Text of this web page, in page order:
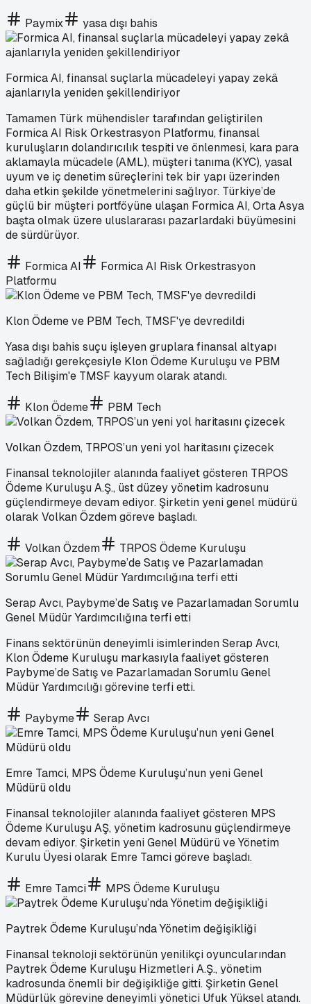
Paymix yasa dışı bahis
Formica AI, finansal suçlarla mücadeleyi yapay zekâ
ajanlarıyla yeniden şekillendiriyor
Tamamen Türk mühendisler tarafından geliştirilen
Formica AI Risk Orkestrasyon Platformu, finansal
kuruluşların dolandırıcılık tespiti ve önlenmesi, kara para
aklamayla mücadele (AML), müşteri tanıma (KYC), yasal
uyum ve iç denetim süreçlerini tek bir yapı üzerinden
daha etkin şekilde yönetmelerini sağlıyor. Türkiye’de
güçlü bir müşteri portföyüne ulaşan Formica AI, Orta Asya
başta olmak üzere uluslararası pazarlardaki büyümesini
de sürdürüyor.
Formica AI
Formica AI Risk Orkestrasyon
Platformu
Klon Ödeme ve PBM Tech, TMSF'ye devredildi
Yasa dışı bahis suçu işleyen gruplara finansal altyapı
sağladığı gerekçesiyle Klon Ödeme Kuruluşu ve PBM
Tech Bilişim'e TMSF kayyum olarak atandı.
Klon Ödeme PBM Tech
Volkan Özdem, TRPOS’un yeni yol haritasını çizecek
Finansal teknolojiler alanında faaliyet gösteren TRPOS
Ödeme Kuruluşu A.Ş., üst düzey yönetim kadrosunu
güçlendirmeye devam ediyor. Şirketin yeni genel müdürü
olarak Volkan Özdem göreve başladı.
Volkan Özdem TRPOS Ödeme Kuruluşu
Serap Avcı, Paybyme’de Satış ve Pazarlamadan Sorumlu
Genel Müdür Yardımcılığına terfi etti
Finans sektörünün deneyimli isimlerinden Serap Avcı,
Klon Ödeme Kuruluşu markasıyla faaliyet gösteren
Paybyme’de Satış ve Pazarlamadan Sorumlu Genel
Müdür Yardımcılığı görevine terfi etti.
Paybyme Serap Avcı
Emre Tamci, MPS Ödeme Kuruluşu’nun yeni Genel
Müdürü oldu
Finansal teknolojiler alanında faaliyet gösteren MPS
Ödeme Kuruluşu AŞ, yönetim kadrosunu güçlendirmeye
devam ediyor. Şirketin yeni Genel Müdürü ve Yönetim
Kurulu Üyesi olarak Emre Tamci göreve başladı.
Emre Tamci MPS Ödeme Kuruluşu
Paytrek Ödeme Kuruluşu’nda Yönetim değişikliği
Finansal teknoloji sektörünün yenilikçi oyuncularından
Paytrek Ödeme Kuruluşu Hizmetleri A.Ş., yönetim
kadrosunda önemli bir değişikliğe gitti. Şirketin Genel
Müdürlük görevine deneyimli yönetici Ufuk Yüksel atandı.